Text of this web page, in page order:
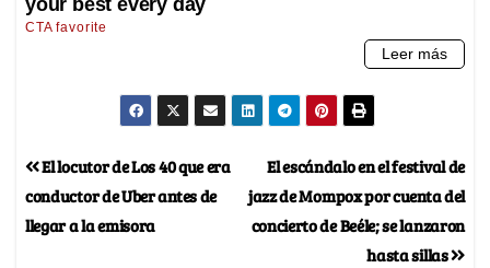
El escándalo en el festival de
jazz de Mompox por cuenta del
concierto de Beéle; se lanzaron
hasta sillas
El locutor de Los 40 que era
conductor de Uber antes de
llegar a la emisora